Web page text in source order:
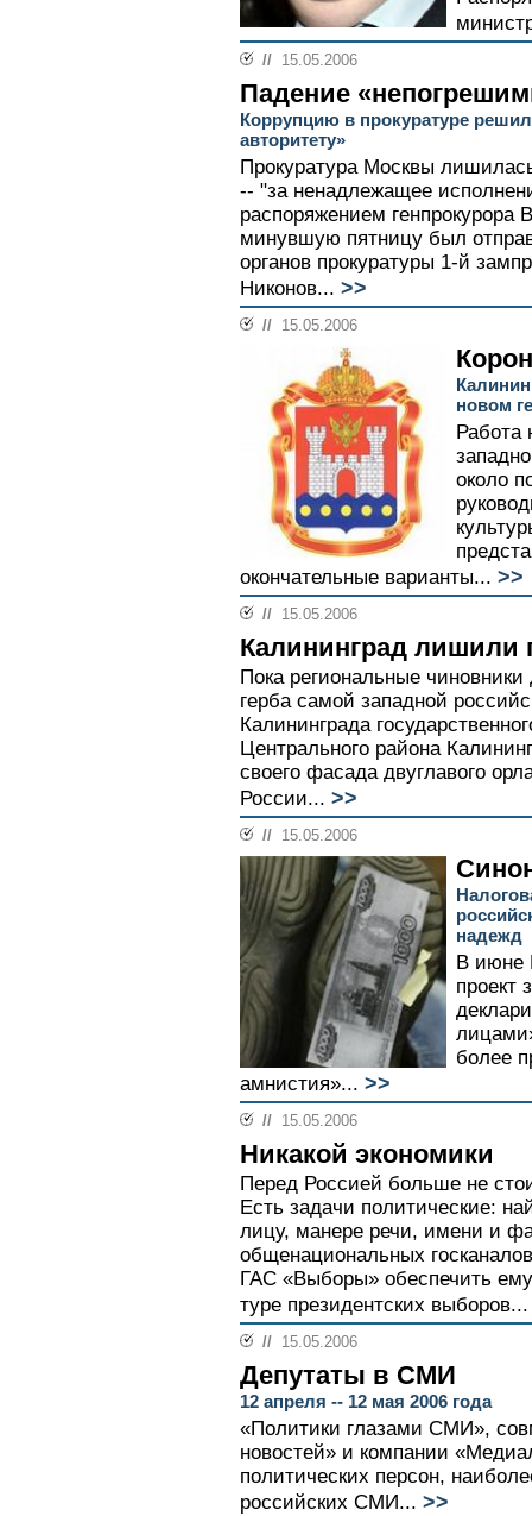
// 15.05.2006
Падение
Коррупцию в прокуратуре
авторитету»
Прокуратура Москвы
-- "за ненадлежащее
распоряжением генпрокурора
минувшую пятницу был
органов прокуратуры 1-й
Никонов... >>
// 15.05.2006
новом
Работа
около
окончательные варианты... >>
// 15.05.2006
Калининград лишили
Пока региональные
герба самой западной
Калининграда
Центрального района
своего фасада двуглавого
России... >>
// 15.05.2006
надежд
В июне
проект
более
амнистия»... >>
// 15.05.2006
Никакой экономики
Перед Россией больше не
Есть задачи политические:
лицу, манере речи, имени и
общенациональных
ГАС «Выборы» обеспечить
туре президентских выборов...
// 15.05.2006
Депутаты в СМИ
12 апреля -- 12 мая 2006 года
«Политики глазами СМИ»,
новостей» и компании
политических персон,
российских СМИ... >>